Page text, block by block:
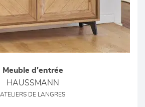
Meuble d'entrée
HAUSSMANN
ATELIERS DE LANGRES